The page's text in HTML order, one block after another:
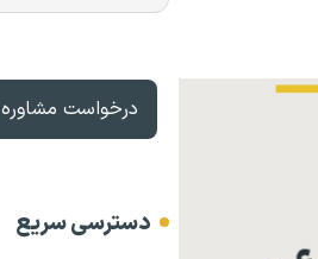
درخواست مشاوره
دسترسی سریع